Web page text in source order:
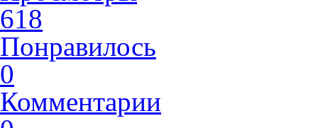
618
Понравилось
0
Комментарии